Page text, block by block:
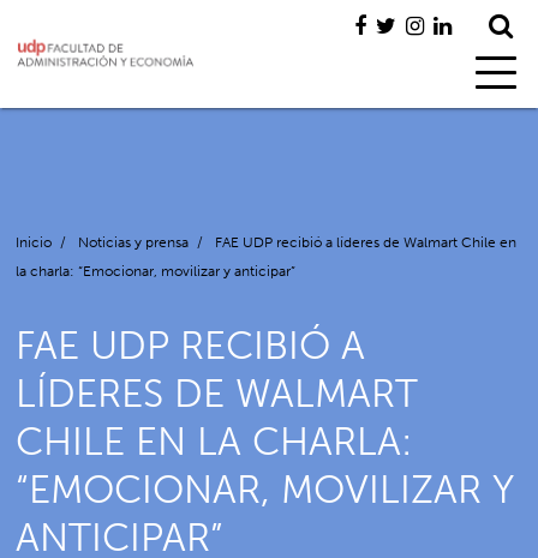
Inicio / Noticias y prensa /
FAE UDP recibió a líderes de Walmart Chile en
la charla: “Emocionar, movilizar y anticipar”
FAE UDP RECIBIÓ A
LÍDERES DE WALMART
CHILE EN LA CHARLA:
“EMOCIONAR, MOVILIZAR Y
ANTICIPAR”